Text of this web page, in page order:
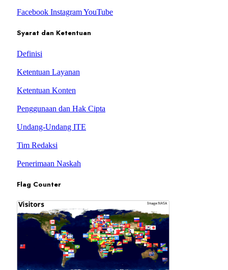
Facebook InstagramYouTube
Syarat dan Ketentuan
Definisi
Ketentuan Layanan
Ketentuan Konten
Penggunaan dan Hak Cipta
Undang-Undang ITE
Tim Redaksi
Penerimaan Naskah
Flag Counter